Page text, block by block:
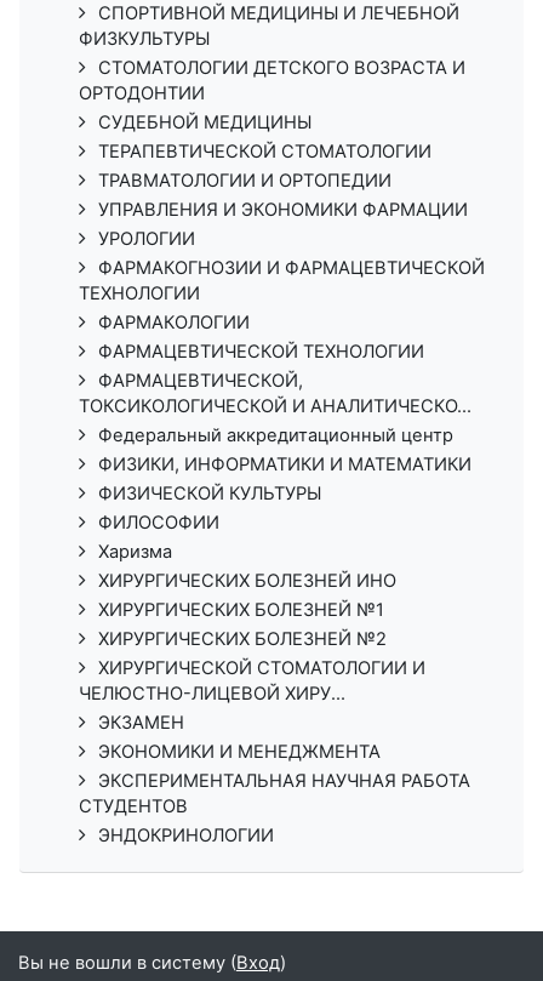
СПОРТИВНОЙ МЕДИЦИНЫ И ЛЕЧЕБНОЙ
ФИЗКУЛЬТУРЫ
СТОМАТОЛОГИИ ДЕТСКОГО ВОЗРАСТА И
ОРТОДОНТИИ
СУДЕБНОЙ МЕДИЦИНЫ
ТЕРАПЕВТИЧЕСКОЙ СТОМАТОЛОГИИ
ТРАВМАТОЛОГИИ И ОРТОПЕДИИ
УПРАВЛЕНИЯ И ЭКОНОМИКИ ФАРМАЦИИ
УРОЛОГИИ
ФАРМАКОГНОЗИИ И ФАРМАЦЕВТИЧЕСКОЙ
ТЕХНОЛОГИИ
ФАРМАКОЛОГИИ
ФАРМАЦЕВТИЧЕСКОЙ ТЕХНОЛОГИИ
ФАРМАЦЕВТИЧЕСКОЙ,
ТОКСИКОЛОГИЧЕСКОЙ И АНАЛИТИЧЕСКО...
Федеральный аккредитационный центр
ФИЗИКИ, ИНФОРМАТИКИ И МАТЕМАТИКИ
ФИЗИЧЕСКОЙ КУЛЬТУРЫ
ФИЛОСОФИИ
Харизма
ХИРУРГИЧЕСКИХ БОЛЕЗНЕЙ ИНО
ХИРУРГИЧЕСКИХ БОЛЕЗНЕЙ №1
ХИРУРГИЧЕСКИХ БОЛЕЗНЕЙ №2
ХИРУРГИЧЕСКОЙ СТОМАТОЛОГИИ И
ЧЕЛЮСТНО-ЛИЦЕВОЙ ХИРУ...
ЭКЗАМЕН
ЭКОНОМИКИ И МЕНЕДЖМЕНТА
ЭКСПЕРИМЕНТАЛЬНАЯ НАУЧНАЯ РАБОТА
СТУДЕНТОВ
ЭНДОКРИНОЛОГИИ
Вы не вошли в систему (Вход)